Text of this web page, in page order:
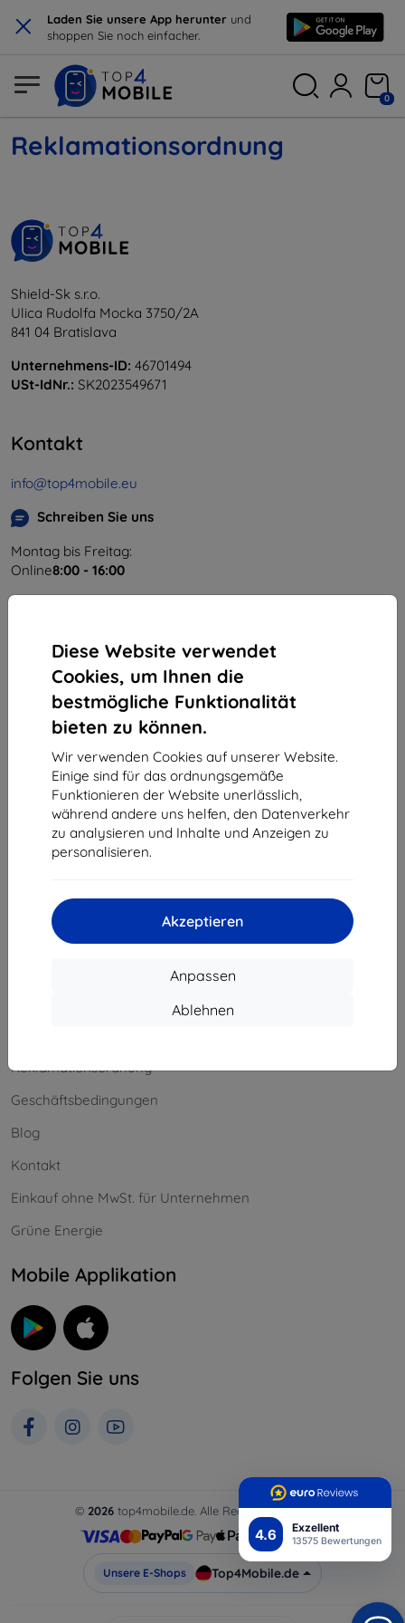
× Laden Sie unsere App herunter und
shoppen Sie noch einfacher.
4.6 Exzellent
13575 Bewertungen
Diese Website verwendet
Cookies, um Ihnen die
bestmögliche Funktionalität
bieten zu können.
Wir verwenden Cookies auf unserer Website.
Einige sind für das ordnungsgemäße
Funktionieren der Website unerlässlich,
während andere uns helfen, den Datenverkehr
zu analysieren und Inhalte und Anzeigen zu
personalisieren.
Akzeptieren
Anpassen
Ablehnen
0
Reklamationsordnung
Shield-Sk s.r.o.
Ulica Rudolfa Mocka 3750/2A
841 04 Bratislava
Unternehmens-ID: 46701494
USt-IdNr.: SK2023549671
Kontakt
info@top4mobile.eu
Schreiben Sie uns
Montag bis Freitag:
Online8:00 - 16:00
Einkaufen
Versand & Zahlung
Cashback
Widerrufsbelehrung
Reklamation
Information
Reklamationsordnung
Geschäftsbedingungen
Blog
Kontakt
Einkauf ohne MwSt. für Unternehmen
Grüne Energie
Mobile Applikation
Folgen Sie uns
© 2026 top4mobile.de. Alle Rechte vorbehalten.
Unsere E-Shops Top4Mobile.de